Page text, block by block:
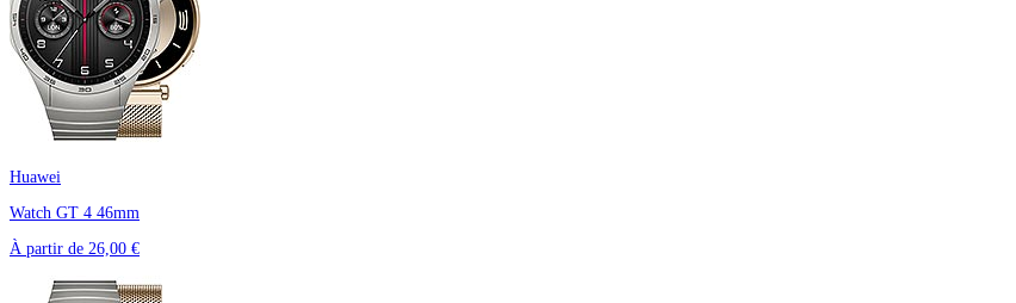
Huawei
Watch GT 4 46mm
À partir de 26,00 €